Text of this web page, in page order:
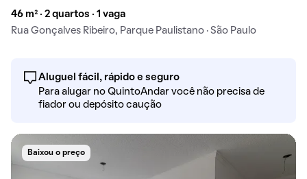
46 m² · 2 quartos · 1 vaga
Rua Gonçalves Ribeiro, Parque Paulistano · São Paulo
Aluguel fácil, rápido e seguro
Para alugar no QuintoAndar você não precisa de
fiador ou depósito caução
Baixou o preço